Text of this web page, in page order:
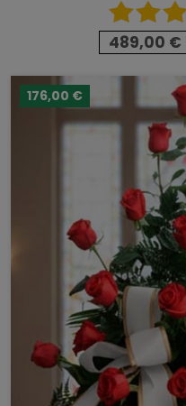
489,00 €
176,00 €